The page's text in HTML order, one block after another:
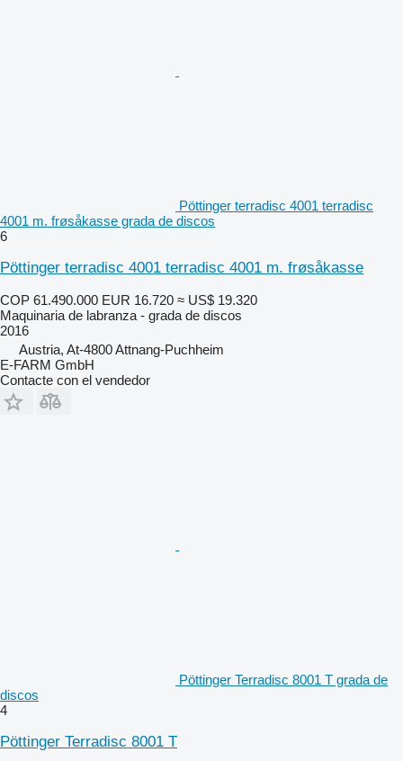
Pöttinger terradisc 4001 terradisc
4001 m. frøsåkasse grada de discos
6
Pöttinger terradisc 4001 terradisc 4001 m. frøsåkasse
COP 61.490.000 EUR 16.720 ≈ US$ 19.320
Maquinaria de labranza - grada de discos
2016
Austria, At-4800 Attnang-Puchheim
E-FARM GmbH
Contacte con el vendedor
Pöttinger Terradisc 8001 T grada de
discos
4
Pöttinger Terradisc 8001 T